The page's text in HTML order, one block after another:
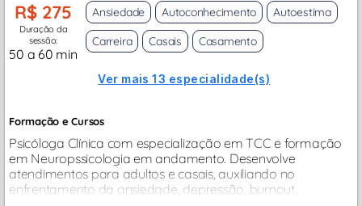
R$ 275
Duração da
sessão:
50 a 60 min
Ansiedade Autoconhecimento
Autoestima
Carreira
Casais Casamento
Ver mais 13 especialidade(s)
Formação e Cursos
Psicóloga Clínica com especialização em TCC e formação
em Neuropssicologia em andamento. Desenvolve
atendimentos para adultos e casais, auxiliando no
enfrentamento da ansiedade, depressão, burnout,